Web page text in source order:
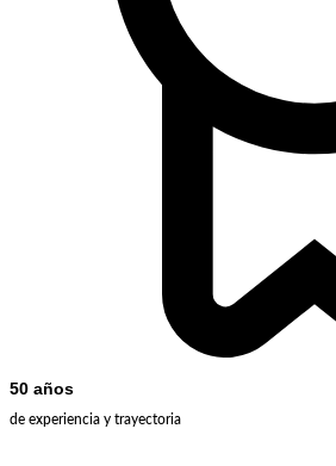
50 años
de experiencia y trayectoria